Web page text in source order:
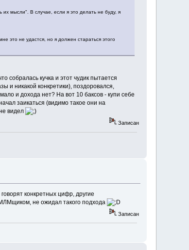
мысли". В случае, если я это делать не буду, я
это не удастся, но я должен стараться этого
собралась кучка и этот чудик пытается
и никакой конкретики), поздоровался,
и дохода нет? На вот 10 баксов - купи себе
заикаться (видимо такое они на
видел
Записан
конкретных цифр, другие
не ожидал такого подхода
Записан